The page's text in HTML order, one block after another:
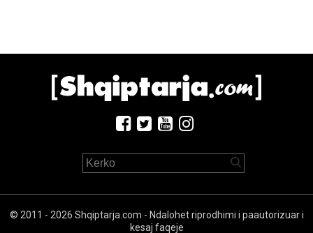
© 2011 - 2026 Shqiptarja.com - Ndalohet riprodhimi i paautorizuar i
kesaj faqeje